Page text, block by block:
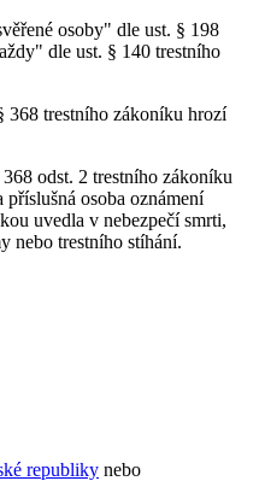
osoby" dle ust. § 198
dle ust. § 140 trestního
368 trestního zákoníku hrozí
odst. 2 trestního zákoníku
osoba oznámení
uvedla v nebezpečí smrti,
nebo trestního stíhání.
republiky nebo